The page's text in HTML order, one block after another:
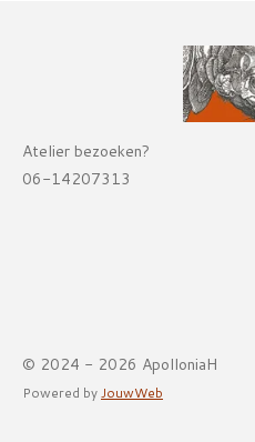
Atelier bezoeken?
06-14207313
© 2024 - 2026 ApolloniaH
Powered byJouwWeb